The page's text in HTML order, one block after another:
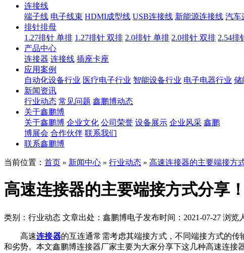
连接线
端子线 电子线束 HDMI成型线 USB连接线 新能源连接线 汽车
排针排母
1.27排针 单排 1.27排针 双排 2.0排针 单排 2.0排针 双排 2.54排
产品中心
连接器 连接线 插座卡座
应用案例
自动化设备行业 医疗电子行业 智能设备行业 电子电器行业 储
新闻资讯
行业动态 常见问题 鑫鹏博动态
关于鑫鹏博
关于鑫鹏博 企业文化 公司荣誉 设备展示 企业风采 鑫鹏
博展会 合作伙伴 联系我们
联系鑫鹏博
当前位置： 首页 » 新闻中心 » 行业动态 » 高速连接器的主要端接方
高速连接器的主要端接方式分享！
类别：行业动态 文章出处：鑫鹏博电子发布时间：2021-07-27 浏览
高速连接器的互连通常需考虑其端接方式，不同端接方式的
和劣势。本文鑫鹏博连接器厂家主要为大家分享下这几种高速连接